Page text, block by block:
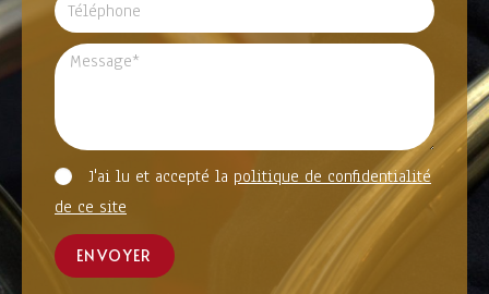
J'ai lu et accepté la politique de confidentialité
de ce site
ENVOYER